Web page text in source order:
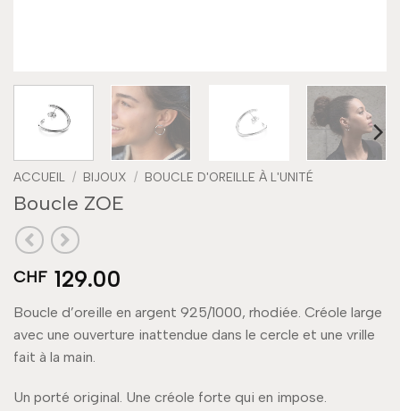
ACCUEIL / BIJOUX / BOUCLE D'OREILLE À L'UNITÉ
Boucle ZOE
CHF 129.00
Boucle d’oreille en argent 925/1000, rhodiée. Créole large
avec une ouverture inattendue dans le cercle et une vrille
fait à la main.
Un porté original. Une créole forte qui en impose.